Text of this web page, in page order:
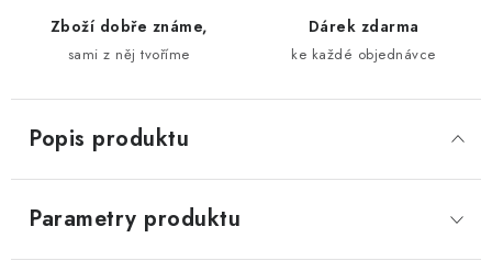
Zboží dobře známe,
sami z něj tvoříme
Dárek zdarma
ke každé objednávce
Popis produktu
Parametry produktu